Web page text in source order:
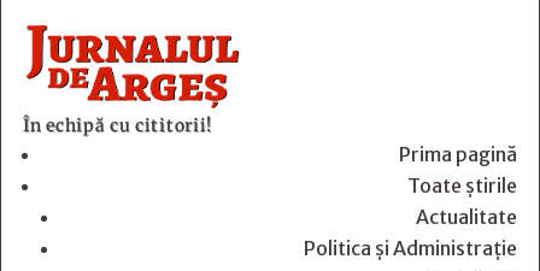
În echipă cu cititorii!
Prima pagină
Toate știrile
Actualitate
Politica și Administrație